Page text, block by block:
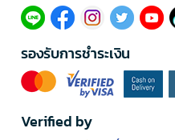
รองรับการชำระเงิน
Verified by